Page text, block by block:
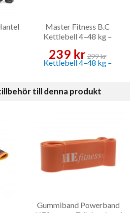
Master Fitness B.C
Kettlebell 4–48 kg –
239 kr299 kr
till denna produkt
Gummiband Powerband